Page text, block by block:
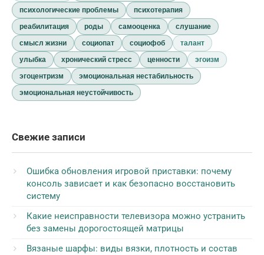
психологические проблемы
психотерапия
реабилитация
роды самооценка
слушание
смысл жизни
социопат социофоб
талант
улыбка
хронический стресс ценности
эгоизм
эгоцентризм
эмоциональная нестабильность
эмоциональная неустойчивость
Свежие записи
Ошибка обновления игровой приставки: почему
консоль зависает и как безопасно восстановить
систему
Какие неисправности телевизора можно устранить
без замены дорогостоящей матрицы
Вязаные шарфы: виды вязки, плотность и состав